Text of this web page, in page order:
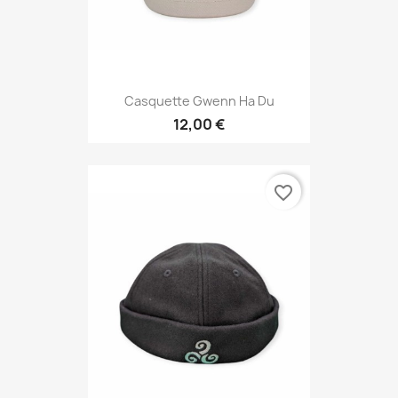
Casquette Gwenn Ha Du
12,00 €
favorite_border